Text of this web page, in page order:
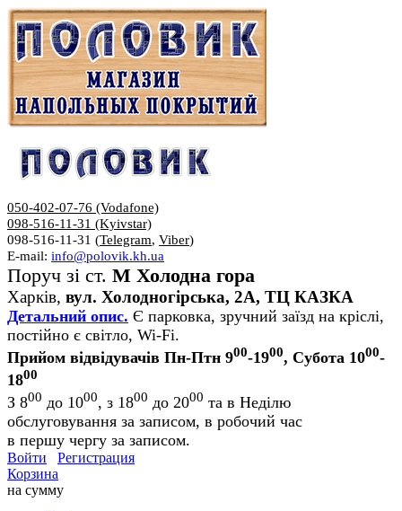
050-402-07-76 (Vodafone)
098-516-11-31 (Kyivstar)
098-516-11-31 (Telegram, Viber)
E-mail: info@polovik.kh.ua
Поруч зі ст. М Холодна гора
Харків, вул. Холодногірська, 2А, ТЦ КАЗКА
Детальний опис. Є парковка, зручний заїзд на кріслі,
постійно є світло, Wi-Fi.
Прийом відвідувачів Пн-Птн 900-1900, Субота 1000-
1800
З 800 до 1000, з 1800 до 2000 та в Неділю
обслуговування за записом, в робочий час
в першу чергу за записом.
Войти
Регистрация
Корзина
на сумму